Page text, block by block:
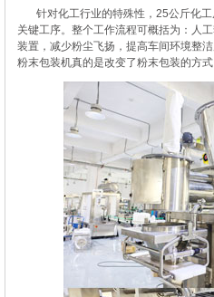
针对化工行业的特殊性，25公斤化工
关键工序。整个工作流程可概括为：人
装置，减少粉尘飞扬，提高车间环境整
粉末包装机真的是改变了粉末包装的方式